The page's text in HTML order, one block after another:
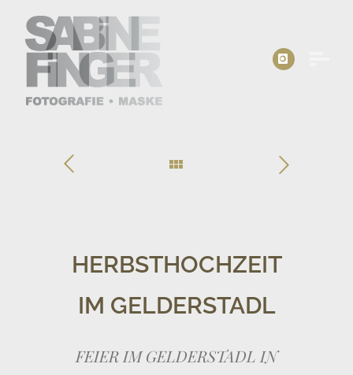
HERBSTHOCHZEIT
IM GELDERSTADL
FEIER IM GELDERSTADL IN